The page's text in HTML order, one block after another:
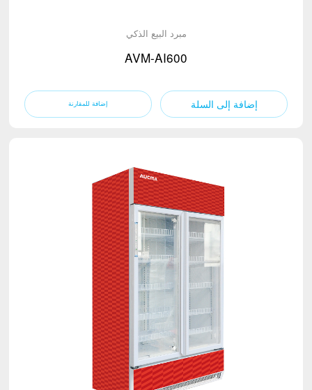
مبرد البيع الذكي
AVM-AI600
إضافة إلى السلة